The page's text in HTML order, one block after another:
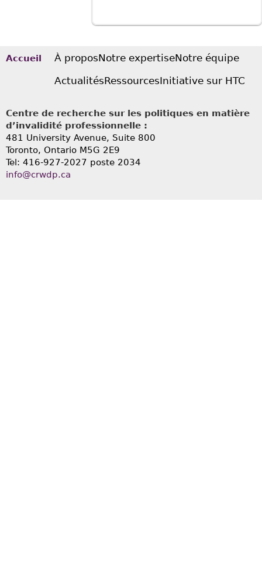
Accueil À proposNotre expertiseNotre équipe
ActualitésRessourcesInitiative sur HTC
Centre de recherche sur les politiques en matière
d’invalidité professionnelle :
481 University Avenue, Suite 800
Toronto, Ontario M5G 2E9
Tel: 416-927-2027 poste 2034
info@crwdp.ca